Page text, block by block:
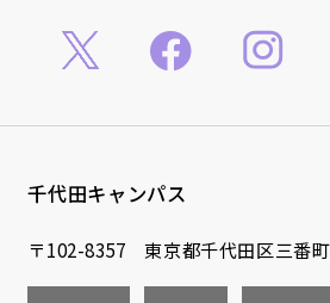
千代田キャンパス
〒102-8357 東京都千代田区三番